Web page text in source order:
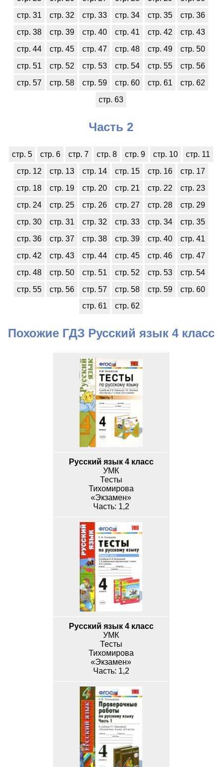
стр. 31
стр. 32 стр. 33 стр. 34 стр. 35
стр. 36
стр. 38
стр. 39 стр. 40 стр. 41 стр. 42
стр. 43
стр. 44
стр. 45 стр. 47 стр. 48 стр. 49
стр. 50
стр. 51
стр. 52 стр. 53 стр. 54 стр. 55
стр. 56
стр. 57
стр. 58 стр. 59 стр. 60 стр. 61
стр. 62
стр. 63
Часть 2
стр. 5 стр. 6 стр. 7 стр. 8 стр. 9 стр. 10
стр. 11
стр. 12
стр. 13 стр. 14 стр. 15 стр. 16
стр. 17
стр. 18
стр. 19 стр. 20 стр. 21 стр. 22
стр. 23
стр. 24
стр. 25 стр. 26 стр. 27 стр. 28
стр. 29
стр. 30
стр. 31 стр. 32 стр. 33 стр. 34
стр. 35
стр. 36
стр. 37 стр. 38 стр. 39 стр. 40
стр. 41
стр. 42
стр. 43 стр. 44 стр. 45 стр. 46
стр. 47
стр. 48
стр. 50 стр. 51 стр. 52 стр. 53
стр. 54
стр. 55
стр. 56 стр. 57 стр. 58 стр. 59
стр. 60
стр. 61
стр. 62
Похожие ГДЗ Русский язык 4 класс
Русский язык 4 класс
УМК
Тесты
Тихомирова
«Экзамен»
1,2
Русский язык 4 класс
УМК
Тесты
Тихомирова
«Экзамен»
1,2